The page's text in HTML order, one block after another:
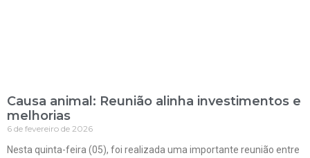
Causa animal: Reunião alinha investimentos e
melhorias
6 de fevereiro de 2026
Nesta quinta-feira (05), foi realizada uma importante reunião entre